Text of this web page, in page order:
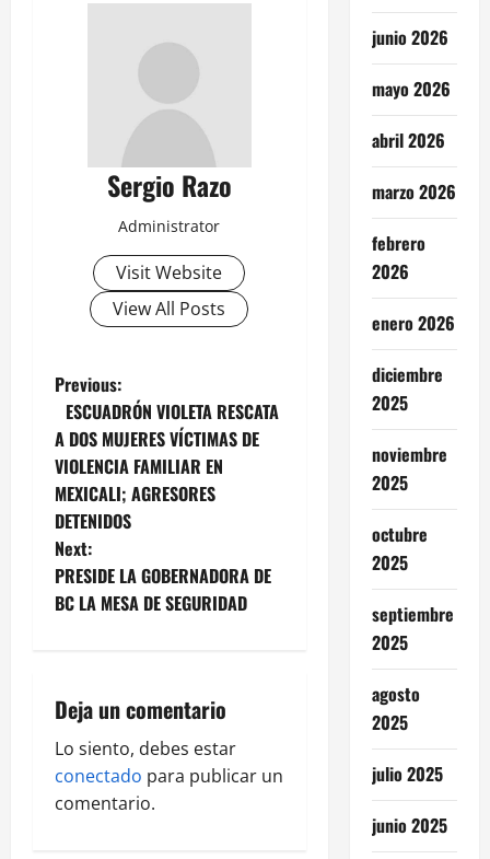
Sergio Razo
Administrator
Visit Website
View All Posts
P
o
s
t
n
a
i
g
a
Previous:
ESCUADRÓN VIOLETA RESCATA
A DOS MUJERES VÍCTIMAS DE
VIOLENCIA FAMILIAR EN
MEXICALI; AGRESORES
DETENIDOS
Next:
PRESIDE LA GOBERNADORA DE
BC LA MESA DE SEGURIDAD
Deja un comentario
Lo siento, debes estar
conectado para publicar un
comentario.
junio 2026
mayo 2026
abril 2026
marzo 2026
febrero
2026
enero 2026
diciembre
2025
noviembre
2025
octubre
2025
septiembre
2025
agosto
2025
julio 2025
junio 2025